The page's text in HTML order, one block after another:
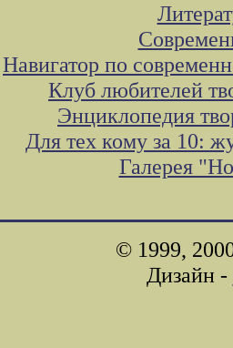
Навигатор по
Клуб любителей
Энциклопедия
Для тех кому за 10:
Галерея
© 1999,
Дизайн -